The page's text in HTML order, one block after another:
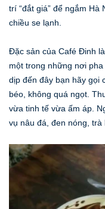
trí “đắt giá” để ngắm
chiều se lạnh.
Đặc sản của Café Đinh
một trong những nơi
dịp đến đây bạn hãy gọi
béo, không quá ngọt.
vừa tinh tế vừa ấm áp.
vụ nâu đá, đen nóng, trà